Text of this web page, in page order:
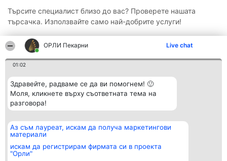
ОРЛИ Пекарни Live chat
01:02
Здравейте, радваме се да ви помогнем! 🙂
Моля, кликнете върху съответната тема на
разговора!
Аз съм лауреат, искам да получа маркетингови
материали
искам да регистрирам фирмата си в проекта
"Орли"
Търсите специалист близо до вас? Проверете нашата
търсачка. Използвайте само най-добрите услуги!
Организатор на
класиране
BulevardulAleea Timișul De
Sus Nr. 2, Bl. A30, Sc. A, Et.
Класация
всички
Контакти